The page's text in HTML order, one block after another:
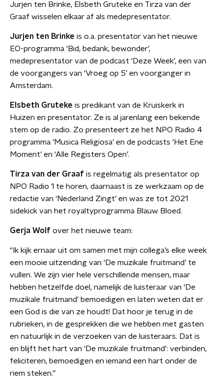
Jurjen ten Brinke, Elsbeth Gruteke en Tirza van der
Graaf wisselen elkaar af als medepresentator.
Jurjen ten Brinke is o.a. presentator van het nieuwe
EO-programma ‘Bid, bedank, bewonder’,
medepresentator van de podcast ‘Deze Week’, een van
de voorgangers van ‘Vroeg op 5’ en voorganger in
Amsterdam.
Elsbeth Gruteke is predikant van de Kruiskerk in
Huizen en presentator. Ze is al jarenlang een bekende
stem op de radio. Zo presenteert ze het NPO Radio 4
programma ‘Musica Religiosa’ en de podcasts ‘Het Ene
Moment’ en ‘Alle Registers Open’.
Tirza van der Graaf is regelmatig als presentator op
NPO Radio 1 te horen, daarnaast is ze werkzaam op de
redactie van ‘Nederland Zingt’ en was ze tot 2021
sidekick van het royaltyprogramma Blauw Bloed.
Gerja Wolf over het nieuwe team:
“Ik kijk ernaar uit om samen met mijn collega’s elke week
een mooie uitzending van ‘De muzikale fruitmand’ te
vullen. We zijn vier hele verschillende mensen, maar
hebben hetzelfde doel, namelijk de luisteraar van ‘De
muzikale fruitmand’ bemoedigen en laten weten dat er
een God is die van ze houdt! Dat hoor je terug in de
rubrieken, in de gesprekken die we hebben met gasten
en natuurlijk in de verzoeken van de luisteraars. Dat is
en blijft het hart van ‘De muzikale fruitmand’: verbinden,
feliciteren, bemoedigen en iemand een hart onder de
riem steken.”